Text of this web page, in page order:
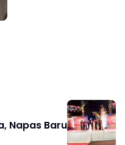
Napas Baru